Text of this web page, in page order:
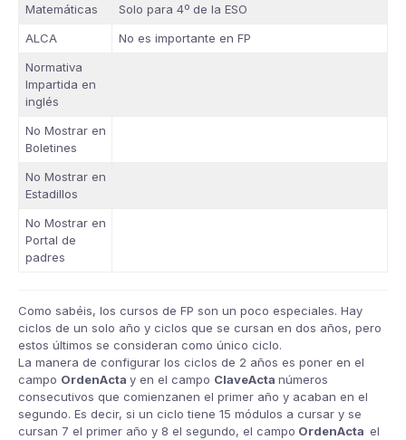
Matemáticas
Solo para 4º de la ESO
ALCA
No es importante en FP
Normativa
Impartida en
inglés
No Mostrar en
Boletines
No Mostrar en
Estadillos
No Mostrar en
Portal de
padres
Como sabéis, los cursos de FP son un poco especiales. Hay
ciclos de un solo año y ciclos que se cursan en dos años, pero
estos últimos se consideran como único ciclo.
La manera de configurar los ciclos de 2 años es poner en el
campo OrdenActa y en el campo ClaveActa números
consecutivos que comienzanen el primer año y acaban en el
segundo. Es decir, si un ciclo tiene 15 módulos a cursar y se
cursan 7 el primer año y 8 el segundo, el campo OrdenActa el